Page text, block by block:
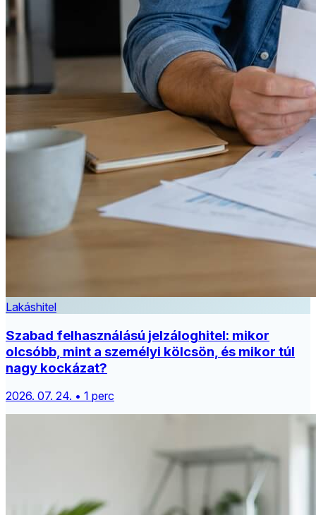
Lakáshitel
Szabad felhasználású jelzáloghitel: mikor
olcsóbb, mint a személyi kölcsön, és mikor túl
nagy kockázat?
2026. 07. 24. • 1 perc